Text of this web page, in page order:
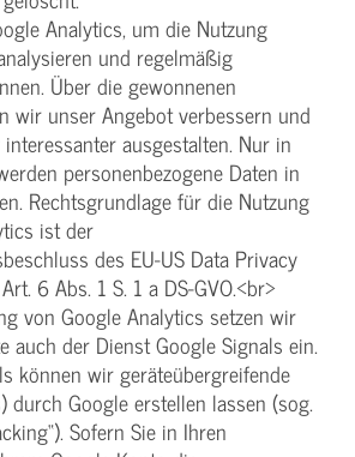
Analytics, um die Nutzung
und regelmäßig
Über die gewonnenen
wir unser Angebot verbessern und
ausgestalten. Nur in
personenbezogene Daten in
Rechtsgrundlage für die Nutzung
ist der
des EU-US Data Privacy
6 Abs. 1 S. 1 a DS-GVO.<br>
von Google Analytics setzen wir
auch der Dienst Google Signals ein.
können wir geräteübergreifende
durch Google erstellen lassen (sog.
Sofern Sie in Ihren